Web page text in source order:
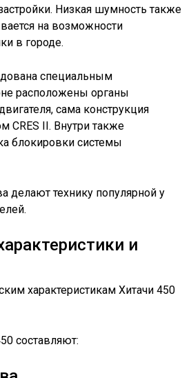
Низкая шумность также
на возможности
в городе.
специальным
расположены органы
сама конструкция
CRES II. Внутри также
блокировки системы
делают технику популярной у
и
характеристикам Хитачи 450
составляют: